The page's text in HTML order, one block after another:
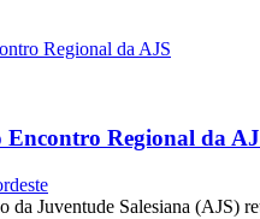
Encontro Regional da
Juventude Salesiana (AJS)